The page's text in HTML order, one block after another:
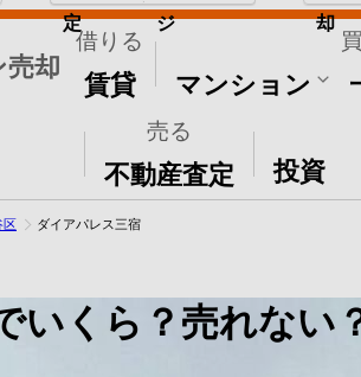
売却
借りる
賃貸 マンション
売る
不動産査定
その他
投資
定 ジ 却
区 ダイアパレス三宿
いくら？売れない